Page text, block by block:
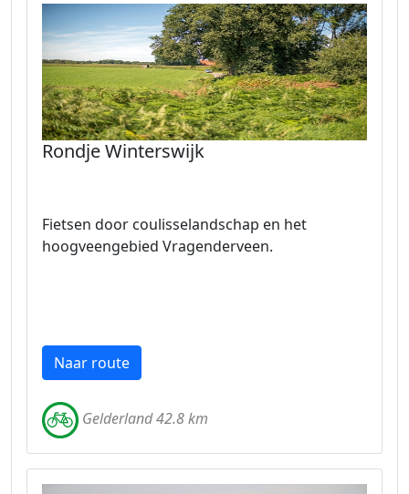
Rondje Winterswijk
Fietsen door coulisselandschap en het
hoogveengebied Vragenderveen.
Naar route
Gelderland 42.8 km